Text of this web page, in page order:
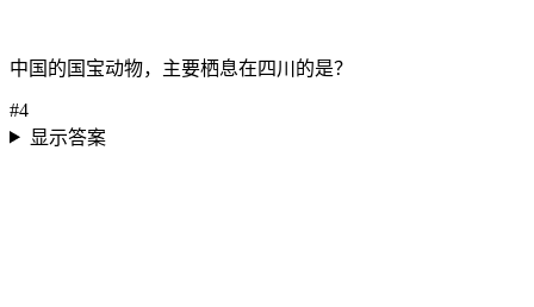
中国的国宝动物，主要栖息在四川的是？
#4
显示答案